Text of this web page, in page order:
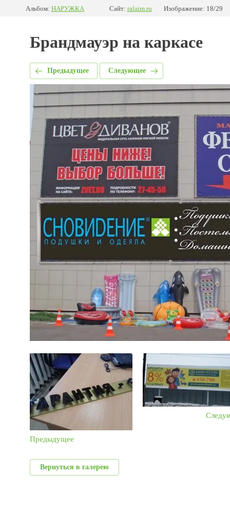
Альбом: НАРУЖКА Сайт: ralaim.ru Изображение: 18/29
Брандмауэр на каркасе
Предыдущее Следующее
Предыдущее
Вернуться в галерею